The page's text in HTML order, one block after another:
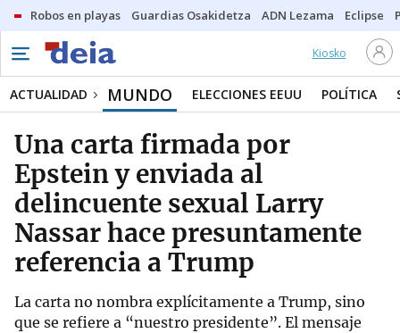
Robos en playas Guardias Osakidetza ADN Lezama Eclipse
Kiosko
ACTUALIDAD MUNDO ELECCIONES EEUU POLÍTICA
Una carta firmada por
Epstein y enviada al
delincuente sexual Larry
Nassar hace presuntamente
referencia a Trump
La carta no nombra explícitamente a Trump, sino
que se refiere a “nuestro presidente”. El mensaje